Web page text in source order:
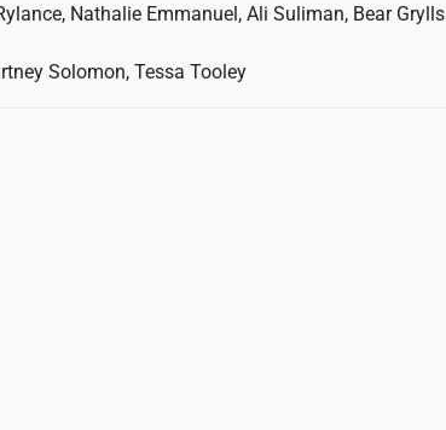
Nathalie Emmanuel, Ali Suliman, Bear Grylls
Solomon, Tessa Tooley